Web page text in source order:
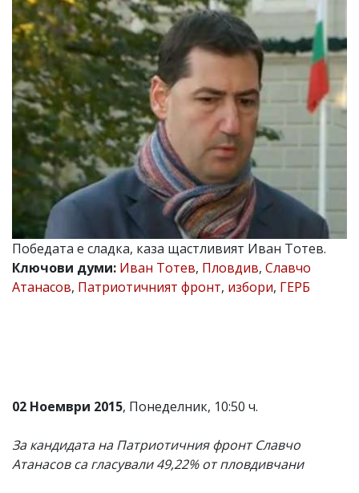
БИЗНЕС
ЮГ
Управители:
Веселин
Василев,
email:
v.vasilev@flagman.bg
Катя
Касабова,
еmail:k.kassabova@flagman.bg
Главен
редактор:
Иван
Колев,
email:
office@flagman.bg
читателите
и
не
носи
отговорност
Победата е сладка, каза щастливият Иван Тотев.
Ключови думи: Иван Тотев, Пловдив, Славчо
Атанасов, Патриотичният фронт, избори, ГЕРБ
02 Ноември 2015, Понеделник, 10:50 ч.
За кандидата на Патриотичния фронт Славчо
Атанасов са гласували 49,22% от пловдивчани